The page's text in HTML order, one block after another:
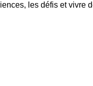
les défis et vivre